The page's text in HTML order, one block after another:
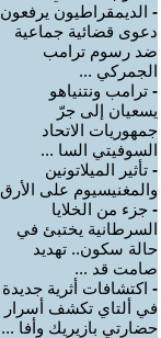
- الديمقراطيون يرفعون
دعوى قضائية جماعية
ضد رسوم ترامب
الجمركي ...
- ترامب ونتنياهو
يسعيان إلى جرّ
جمهوريات الاتحاد
السوفيتي السا ...
- تأثير الميلاتونين
والمغنيسيوم على الأرق
- جزء من الخلايا
السرطانية يختبئ في
حالة سكون.. تهديد
صامت قد ...
- اكتشافات أثرية جديدة
في ألتاي تكشف أسرار
حضارتي بازيريك وأفا ...